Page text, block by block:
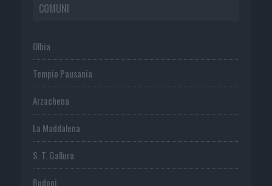
COMUNI
Olbia
Tempio Pausania
Arzachena
La Maddalena
S. T. Gallura
Budoni